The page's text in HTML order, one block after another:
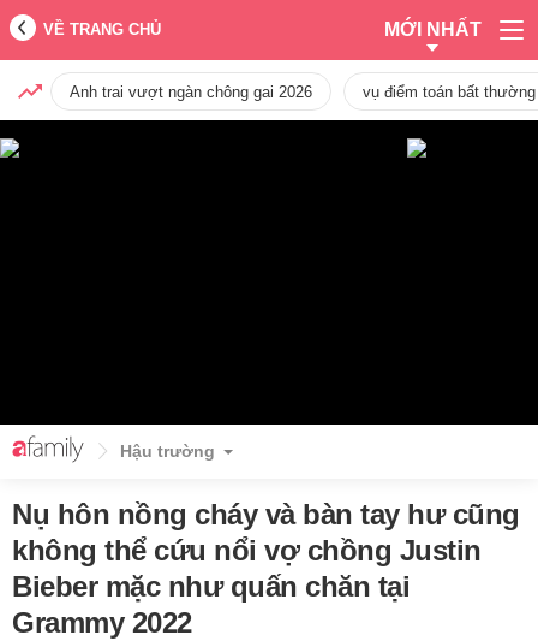
VỀ TRANG CHỦ MỚI NHẤT
Anh trai vượt ngàn chông gai 2026 vụ điểm toán bất
Hậu trường
Nụ hôn nồng cháy và bàn tay hư cũng
không thể cứu nổi vợ chồng Justin
Bieber mặc như quấn chăn tại
Grammy 2022